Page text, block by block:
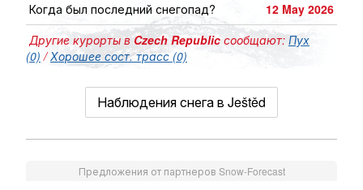
Когда был последний снегопад?
12 May 2026
Другие курорты вCzech Republic сообщают: Пух
(0) /Хорошее сост. трасс (0)
Наблюдения снега в Ještěd
Предложения от партнеров Snow-Forecast